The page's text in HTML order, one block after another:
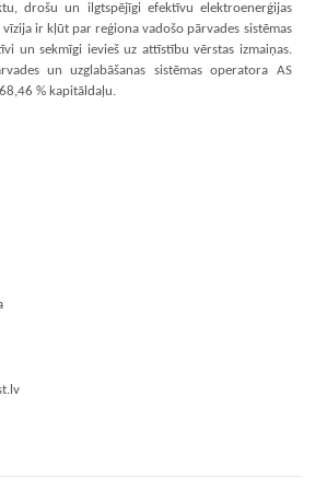
drošu un ilgtspējīgi efektīvu elektroenerģijas
vīzija ir kļūt par reģiona vadošo pārvades sistēmas
un sekmīgi ievieš uz attīstību vērstas izmaiņas.
un uzglabāšanas sistēmas operatora AS
% kapitāldaļu.